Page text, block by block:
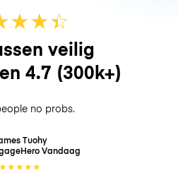
★★☆
★
veilig
4.7 (300k+)
no probs.
Tuohy
Vandaag
★★★★★